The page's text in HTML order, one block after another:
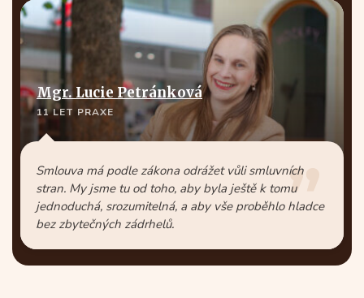
Mgr. Lucie Petránková
11 LET PRAXE
Smlouva má podle zákona odrážet vůli smluvních
stran. My jsme tu od toho, aby byla ještě k tomu
jednoduchá, srozumitelná, a aby vše proběhlo hladce
bez zbytečných zádrhelů.